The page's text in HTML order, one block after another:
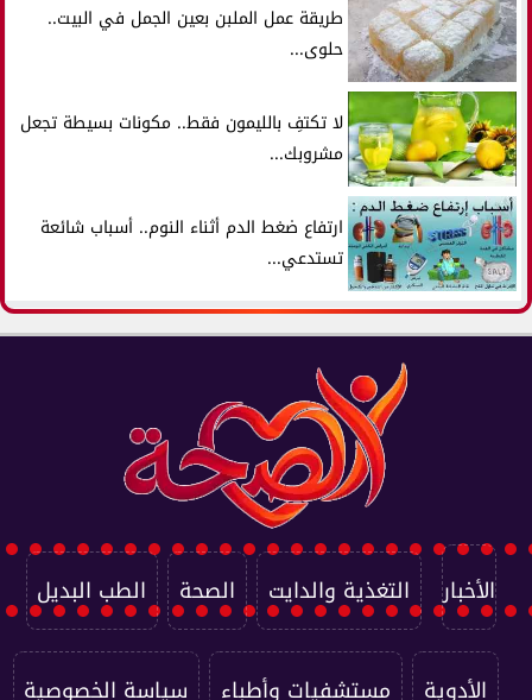
طريقة عمل الملبن بعين الجمل في البيت..
حلوى...
لا تكتفِ بالليمون فقط.. مكونات بسيطة تجعل
مشروبك...
ارتفاع ضغط الدم أثناء النوم.. أسباب شائعة
تستدعي...
الأخبار التغذية والدايت الصحة الطب البديل
الأدوية مستشفيات وأطباء سياسة الخصوصية